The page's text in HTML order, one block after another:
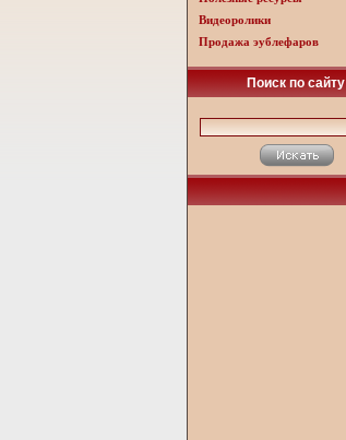
Видеоролики
Продажа эублефаров
Поиск по сайту